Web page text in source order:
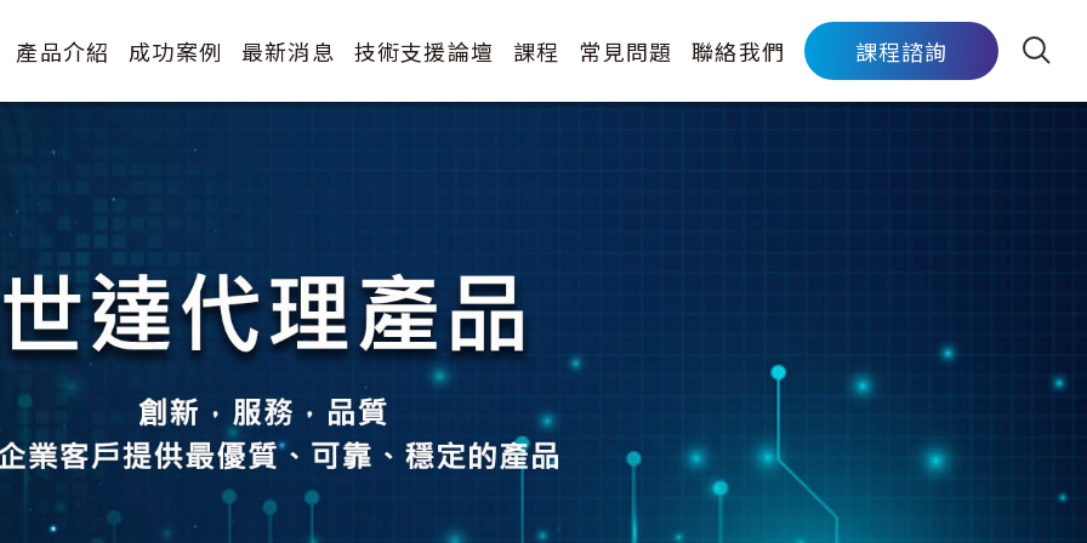
產品介紹 成功案例 最新消息 技術支援論壇 課程 常見問題 聯絡我們 課程諮詢